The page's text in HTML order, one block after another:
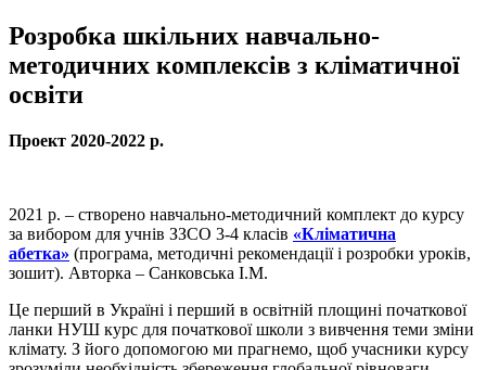
Розробка шкільних навчально-
методичних комплексів з кліматичної
освіти
Проект 2020-2022 р.
2021 р. – створено навчально-методичний комплект до курсу
за вибором для учнів ЗЗСО 3-4 класів «Кліматична
абетка» (програма, методичні рекомендації і розробки уроків,
зошит). Авторка – Санковська І.М.
Це перший в Україні і перший в освітній площині початкової
ланки НУШ курс для початкової школи з вивчення теми зміни
клімату. З його допомогою ми прагнемо, щоб учасники курсу